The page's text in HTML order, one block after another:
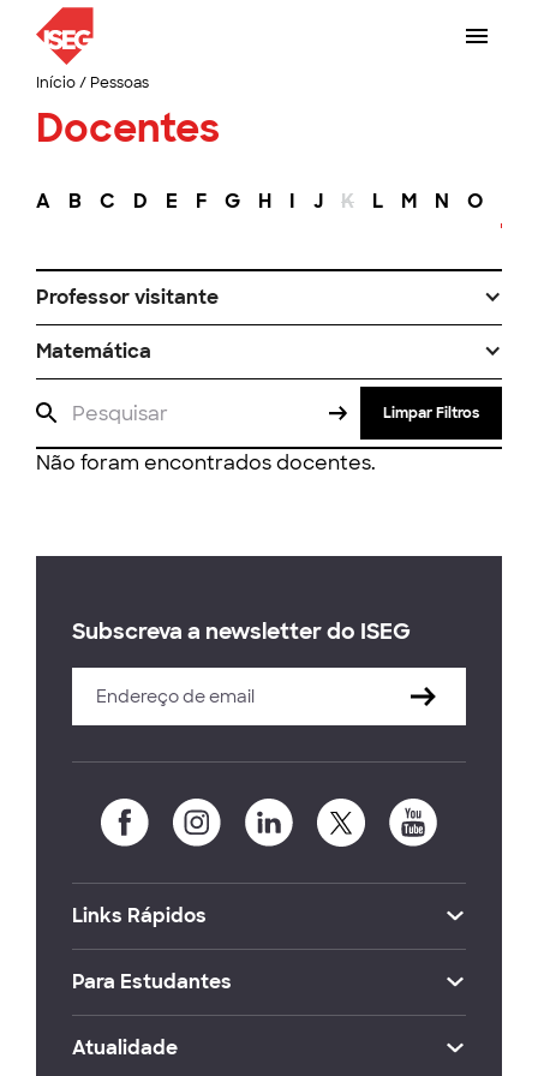
Início/ Pessoas
Docentes
A B C D E F G H I J K L M N O
Professor visitante
Matemática
Limpar Filtros
Não foram encontrados docentes.
Subscreva a newsletter do ISEG
Links Rápidos
Para Estudantes
Atualidade